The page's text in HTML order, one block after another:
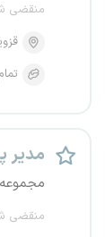
منقضی
مدیر
منقضی